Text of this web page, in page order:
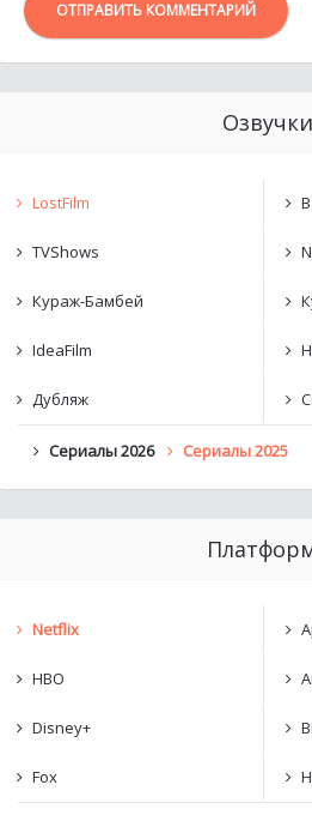
ОТПРАВИТЬ КОММЕНТАРИЙ
Озвучки
LostFilm
TVShows
Кураж-Бамбей
IdeaFilm
Дубляж
Сериалы 2026 Сериалы 2025
Netflix
HBO
Disney+
Fox